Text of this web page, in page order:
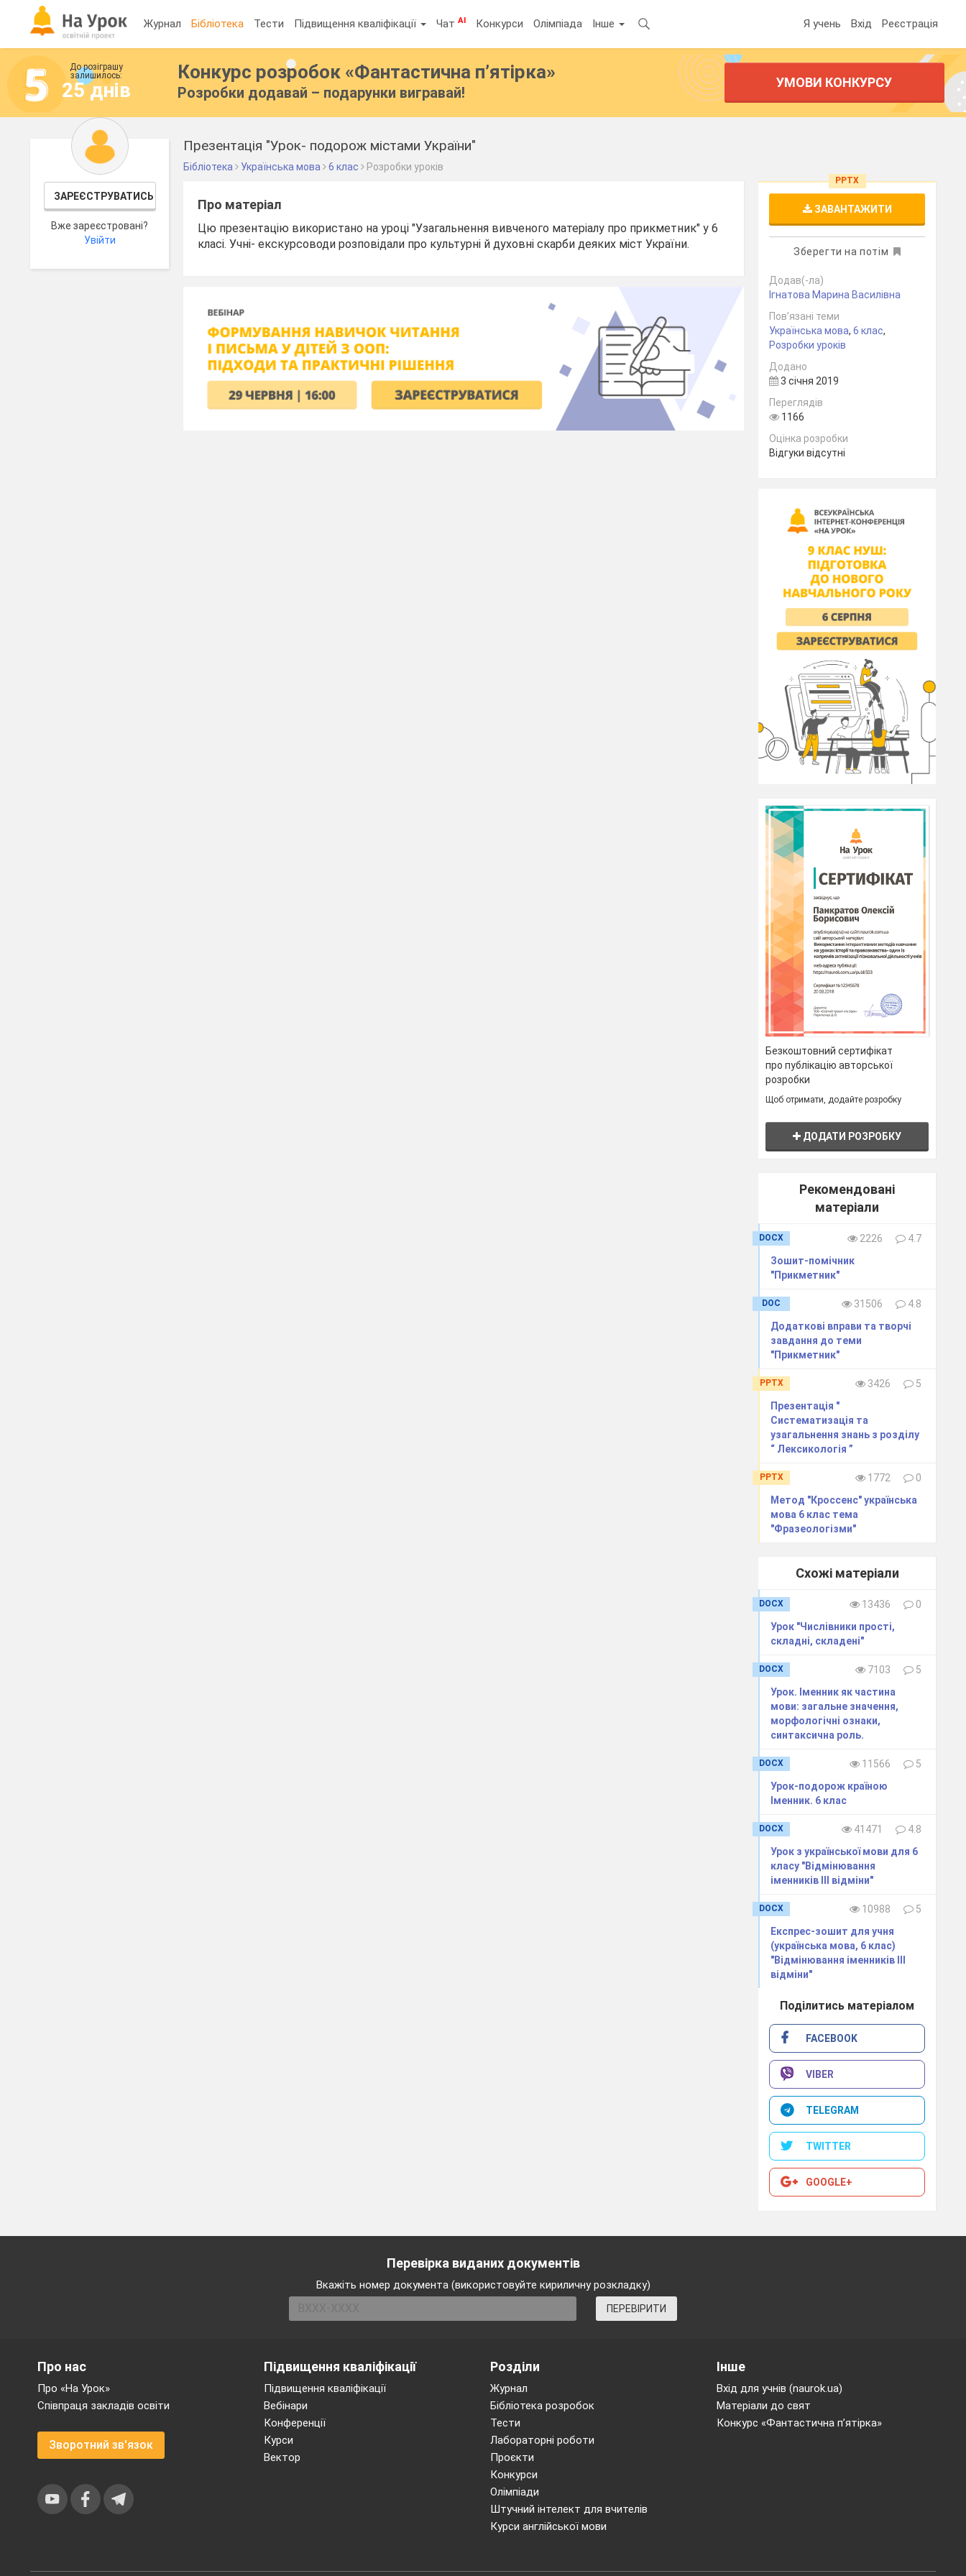
Журнал Бібліотека Тести Підвищення кваліфікації ЧатAI Конкурси Олімпіада Інше Я учень Вхід Реєстрація
До розіграшу
залишилось:
25 днів
Конкурс розробок «Фантастична п’ятірка»
Розробки додавай – подарунки вигравай!
УМОВИ КОНКУРСУ
ЗАРЕЄСТРУВАТИСЬ
Вже зареєстровані?
Увійти
Презентація "Урок- подорож містами України"
Бібліотека Українська мова 6 клас Розробки уроків
Про матеріал
Цю презентацію використано на уроці "Узагальнення вивченого матеріалу про прикметник" у 6
класі. Учні- екскурсоводи розповідали про культурні й духовні скарби деяких міст України.
PPTX
ЗАВАНТАЖИТИ
Зберегти на потім
Додав(-ла)
Ігнатова Марина Василівна
Пов’язані теми
Українська мова,6 клас,
Розробки уроків
Додано
3 січня 2019
Переглядів
1166
Оцінка розробки
Відгуки відсутні
Безкоштовний сертифікат
про публікацію авторської
розробки
Щоб отримати, додайте розробку
ДОДАТИ РОЗРОБКУ
Рекомендовані
матеріали
DOCX 2226
4.7
Зошит-помічник
"Прикметник"
DOC 31506
4.8
Додаткові вправи та творчі
завдання до теми
"Прикметник"
PPTX 3426
5
Презентація "
Систематизація та
узагальнення знань з розділу
“ Лексикологія ”
PPTX 1772
0
Метод "Кроссенс" українська
мова 6 клас тема
"Фразеологізми"
Схожі матеріали
DOCX 13436
0
Урок "Числівники прості,
складні, складені"
DOCX 7103
5
Урок. Іменник як частина
мови: загальне значення,
морфологічні ознаки,
синтаксична роль.
DOCX 11566
5
Урок-подорож країною
Іменник. 6 клас
DOCX 41471
4.8
Урок з української мови для 6
класу "Відмінювання
іменників ІІІ відміни"
DOCX 10988
5
Експрес-зошит для учня
(українська мова, 6 клас)
"Відмінювання іменників ІІІ
відміни"
Поділитись матеріалом
FACEBOOK
VIBER
TELEGRAM
TWITTER
GOOGLE+
Перевірка виданих документів
Вкажіть номер документа (використовуйте кириличну розкладку)
ПЕРЕВІРИТИ
Підвищення кваліфікації
Підвищення кваліфікації
Вебінари
Конференції
Курси
Вектор
Розділи
Журнал
Бібліотека розробок
Тести
Лабораторні роботи
Проєкти
Конкурси
Олімпіади
Штучний інтелект для вчителів
Курси англійської мови
Про нас
Про «На Урок»
Співпраця закладів освіти
Зворотний зв'язок
Інше
Вхід для учнів (naurok.ua)
Матеріали до свят
Конкурс «Фантастична п’ятірка»